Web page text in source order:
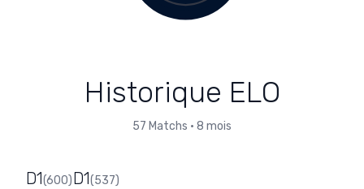
Historique ELO
57 Matchs • 8 mois
D1(600)D1(537)